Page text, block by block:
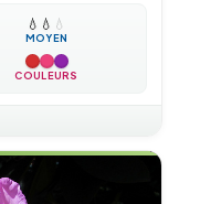
💧 💧 💧
MOYEN
COULEURS